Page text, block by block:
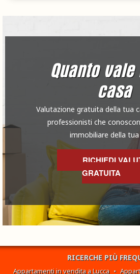
Quanto
casa
Valutazione gratuita della tua
professionisti che
immobiliare della tua
RICHIEDI
GRATUITA
RICERCHE PIÙ
Appartamenti in vendita a Lucca •